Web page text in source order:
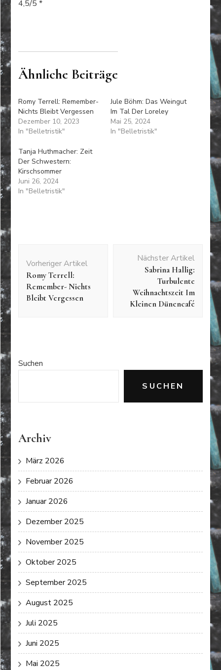
4,5/5 *
Ähnliche Beiträge
Romy Terrell: Remember-
Nichts Bleibt Vergessen
Dezember 10, 2023
In "Belletristik"
Jule Böhm: Das Weingut
Im Tal Der Loreley
Mai 25, 2024
In "Belletristik"
Tanja Huthmacher: Zeit
Der Schwestern:
Kirschsommer
Juni 26, 2024
In "Belletristik"
Vorheriger Artikel
Romy Terrell:
Remember- Nichts
Bleibt Vergessen
Nächster Artikel
Sabrina Hallig:
Turbulente
Weihnachtszeit Im
Kleinen Dünencafé
Suchen
SUCHEN
Archiv
März 2026
Februar 2026
Januar 2026
Dezember 2025
November 2025
Oktober 2025
September 2025
August 2025
Juli 2025
Juni 2025
Mai 2025